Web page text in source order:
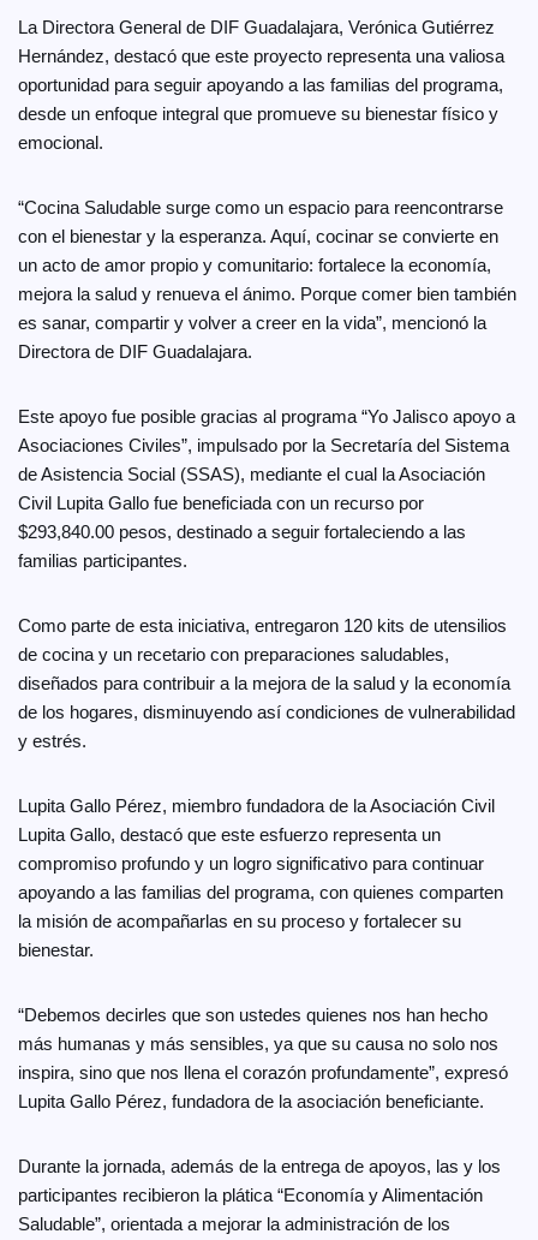
La Directora General de DIF Guadalajara, Verónica Gutiérrez
Hernández, destacó que este proyecto representa una valiosa
oportunidad para seguir apoyando a las familias del programa,
desde un enfoque integral que promueve su bienestar físico y
emocional.
“Cocina Saludable surge como un espacio para reencontrarse
con el bienestar y la esperanza. Aquí, cocinar se convierte en
un acto de amor propio y comunitario: fortalece la economía,
mejora la salud y renueva el ánimo. Porque comer bien también
es sanar, compartir y volver a creer en la vida”, mencionó la
Directora de DIF Guadalajara.
Este apoyo fue posible gracias al programa “Yo Jalisco apoyo a
Asociaciones Civiles”, impulsado por la Secretaría del Sistema
de Asistencia Social (SSAS), mediante el cual la Asociación
Civil Lupita Gallo fue beneficiada con un recurso por
$293,840.00 pesos, destinado a seguir fortaleciendo a las
familias participantes.
Como parte de esta iniciativa, entregaron 120 kits de utensilios
de cocina y un recetario con preparaciones saludables,
diseñados para contribuir a la mejora de la salud y la economía
de los hogares, disminuyendo así condiciones de vulnerabilidad
y estrés.
Lupita Gallo Pérez, miembro fundadora de la Asociación Civil
Lupita Gallo, destacó que este esfuerzo representa un
compromiso profundo y un logro significativo para continuar
apoyando a las familias del programa, con quienes comparten
la misión de acompañarlas en su proceso y fortalecer su
bienestar.
“Debemos decirles que son ustedes quienes nos han hecho
más humanas y más sensibles, ya que su causa no solo nos
inspira, sino que nos llena el corazón profundamente”, expresó
Lupita Gallo Pérez, fundadora de la asociación beneficiante.
Durante la jornada, además de la entrega de apoyos, las y los
participantes recibieron la plática “Economía y Alimentación
Saludable”, orientada a mejorar la administración de los